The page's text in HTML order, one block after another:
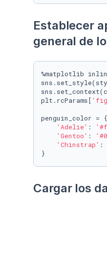
Establecer
general de
%matplotlib
plt.rcParams[
penguin_color = {
'Adelie' :
'Gentoo' :
'Chinstrap' :
}
Cargar los